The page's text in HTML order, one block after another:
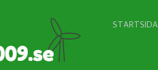
STARTSIDA